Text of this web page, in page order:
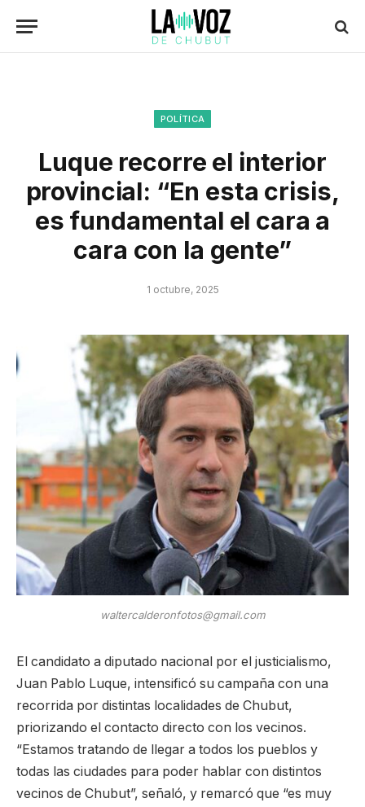
POLÍTICA
Luque recorre el interior
provincial: “En esta crisis,
es fundamental el cara a
cara con la gente”
1 octubre, 2025
waltercalderonfotos@gmail.com
El candidato a diputado nacional por el justicialismo,
Juan Pablo Luque, intensificó su campaña con una
recorrida por distintas localidades de Chubut,
priorizando el contacto directo con los vecinos.
“Estamos tratando de llegar a todos los pueblos y
todas las ciudades para poder hablar con distintos
vecinos de Chubut”, señaló, y remarcó que “es muy